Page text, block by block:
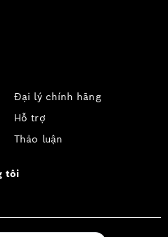
Đại lý chính hãng
Hỗ trợ
Thảo luận
tôi